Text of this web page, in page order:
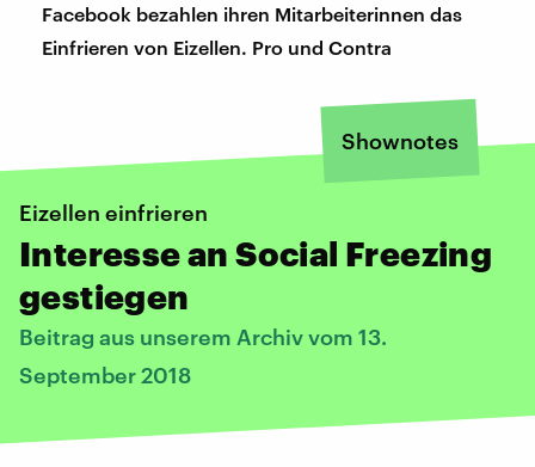
Facebook bezahlen ihren Mitarbeiterinnen das
Einfrieren von Eizellen. Pro und Contra
Shownotes
Eizellen einfrieren
Interesse an Social Freezing
gestiegen
Beitrag aus unserem Archiv vom 13.
September 2018